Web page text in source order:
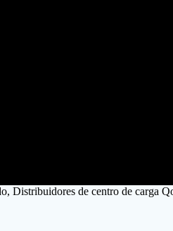
Distribuidores de centro de carga